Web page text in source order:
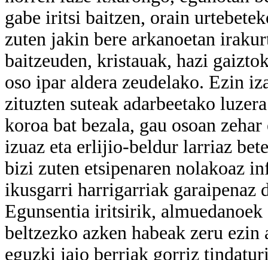
gabe iritsi baitzen, orain
zuten jakin bere arkanoetan
baitzeuden, kristauak, hazi
oso ipar aldera zeudelako. Ezin
zituzten suteak adarbeetako
koroa bat bezala, gau osoan
izuaz eta erlijio-beldur larriaz
bizi zuten etsipenaren nolakoaz
ikusgarri harrigarriak garaipenaz
Egunsentia iritsirik,
beltzezko azken habeak zeru
eguzki jaio berriak gorriz